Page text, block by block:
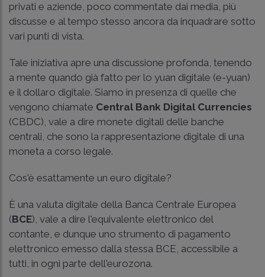
privati e aziende, poco commentate dai media, più
discusse e al tempo stesso ancora da inquadrare sotto
vari punti di vista.
Tale iniziativa apre una discussione profonda, tenendo
a mente quando già fatto per lo yuan digitale (e-yuan)
e il dollaro digitale. Siamo in presenza di quelle che
vengono chiamate Central Bank Digital Currencies
(CBDC), vale a dire monete digitali delle banche
centrali, che sono la rappresentazione digitale di una
moneta a corso legale.
Cos'è esattamente un euro digitale?
È una valuta digitale della Banca Centrale Europea
(BCE), vale a dire l'equivalente elettronico del
contante, e dunque uno strumento di pagamento
elettronico emesso dalla stessa BCE, accessibile a
tutti, in ogni parte dell'eurozona.